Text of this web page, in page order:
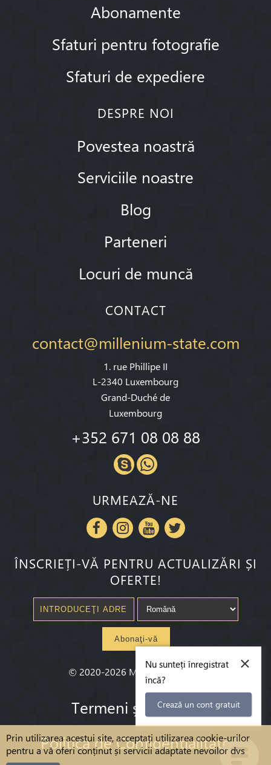
Prin utilizarea acestui site, acceptați utilizarea cookie-urilor
pentru a vă oferi conținut și servicii adaptate nevoilor dvs
Abonamente
Sfaturi pentru fotografie
Sfaturi de expediere
DESPRE NOI
Povestea noastră
Serviciile noastre
Blog
Parteneri
Locuri de muncă
CONTACT
contact@millenium-state.com
1. rue Phillipe II
L-2340 Luxembourg
Grand-Duché de
Luxembourg
+352 671 08 08 88
URMEAZĂ-NE
ÎNSCRIEȚI-VĂ PENTRU ACTUALIZĂRI ȘI
OFERTE!
Abonaţi-vă
© 2020-2026 Millenium State®
Termeni și Conditii
Politica de Confidențialitate
×
Nu sunteți înregistrat
încă?
Crează un cont gratuit